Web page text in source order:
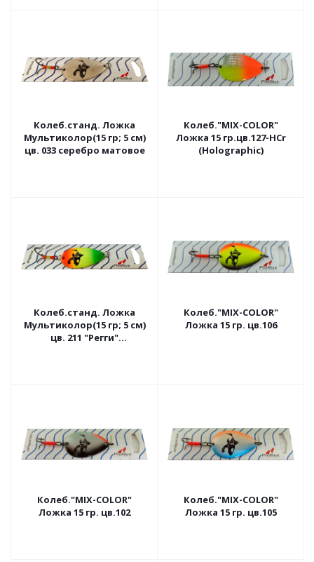
Колеб.станд. Ложка
Мультиколор(15 гр; 5 см)
цв. 033 серебро матовое
Колеб."MIX-COLOR"
Ложка 15 гр.цв.127-HCr
(Holographic)
Колеб.станд. Ложка
Мультиколор(15 гр; 5 см)
цв. 211 "Регги"
Колеб."MIX-COLOR"
Ложка 15 гр. цв.106
Колеб."MIX-COLOR"
Ложка 15 гр. цв.102
Колеб."MIX-COLOR"
Ложка 15 гр. цв.105